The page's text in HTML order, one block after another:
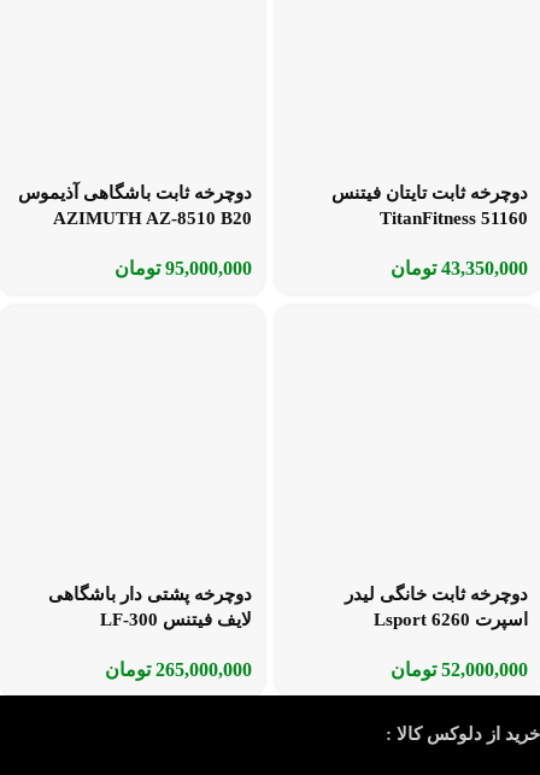
دوچرخه ثابت تایتان فیتنس
TitanFitness 51160
43,350,000 تومان
دوچرخه ثابت باشگاهی آذیموس
AZIMUTH AZ-8510 B20
95,000,000 تومان
دوچرخه ثابت خانگی لیدر
اسپرت Lsport 6260
52,000,000 تومان
دوچرخه پشتی دار باشگاهی
لایف فیتنس LF-300
265,000,000 تومان
خرید از دلوکس کالا :